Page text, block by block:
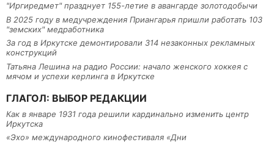
"Иргиредмет" празднует 155-летие в авангарде золотодобычи
В 2025 году в медучреждения Приангарья пришли работать 103
"земских" медработника
За год в Иркутске демонтировали 314 незаконных рекламных
конструкций
Татьяна Лешина на радио России: начало женского хоккея с
мячом и успехи керлинга в Иркутске
ГЛАГОЛ: ВЫБОР РЕДАКЦИИ
Как в январе 1931 года решили кардинально изменить центр
Иркутска
«Эхо» международного кинофестиваля «Дни